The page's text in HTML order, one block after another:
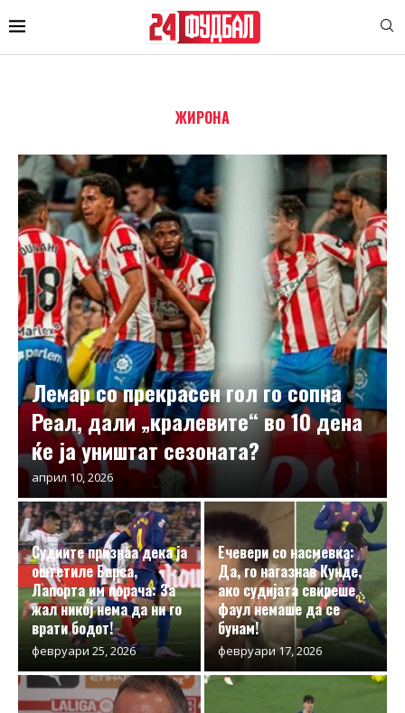
ЖИРОНА
Лемар со прекрасен гол го сопна
Реал, дали „кралевите“ во 10 дена
ќе ја уништат сезоната?
април 10, 2026
Судиите признаа дека ја
оштетиле Барса,
Лапорта им порача: За
жал никој нема да ни го
врати бодот!
февруари 25, 2026
Ечевери со насмевка:
Да, го нагазнав Кунде,
ако судијата свиреше
фаул немаше да се
бунам!
февруари 17, 2026